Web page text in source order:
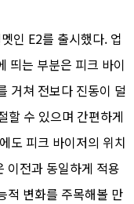
인 E2를 출시했다. 업
띄는 부분은 피크 바이
거쳐 전보다 진동이 덜
할 수 있으며 간편하게
도 피크 바이저의 위치
이전과 동일하게 적용
적 변화를 주목해볼 만